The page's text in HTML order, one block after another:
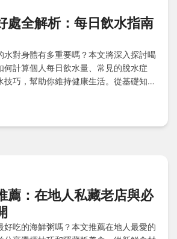
處全解析：每日飲水指南
水對身體有多重要嗎？本文將深入探討喝
何計算個人每日飲水量、常見的脫水症
技巧，幫助你維持健康生活。從基礎知識
薦：在地人私藏老店與必
好吃的海鮮粥嗎？本文推薦在地人最愛的